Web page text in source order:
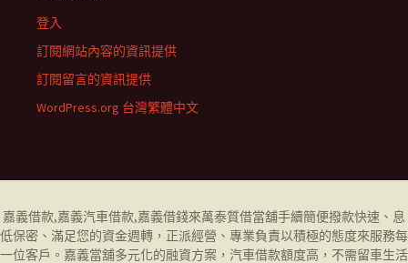
登入
訂閱網站內容的資訊提供
訂閱留言的資訊提供
WordPress.org 台灣繁體中文
嘉義借款,嘉義汽車借款,嘉義借錢來萬泰質借當舖手續簡便撥款快速、息
低保密、滿足您的資金週轉，正派經營、專業負責以積極的態度來服務每
一位客戶。 嘉義當舖多元化的融資方案，汽車借款額度高，不需留車生活